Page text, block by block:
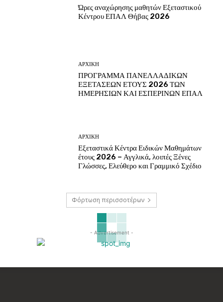
Ώρες αναχώρησης μαθητών Εξεταστικού
Κέντρου ΕΠΑΛ Θήβας 2026
ΑΡΧΙΚΗ
ΠΡΟΓΡΑΜΜΑ ΠΑΝΕΛΛΑΔΙΚΩΝ
ΕΞΕΤΑΣΕΩΝ ΕΤΟΥΣ 2026 ΤΩΝ
ΗΜΕΡΗΣΙΩΝ ΚΑΙ ΕΣΠΕΡΙΝΩΝ ΕΠΑΛ
ΑΡΧΙΚΗ
Εξεταστικά Κέντρα Ειδικών Μαθημάτων
έτους 2026 – Αγγλικά, λοιπές Ξένες
Γλώσσες, Ελεύθερο και Γραμμικό Σχέδιο
Φόρτωση περισσοτέρων
- Advertisement -